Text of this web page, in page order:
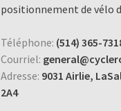
positionnement de vélo
Téléphone: (514) 365-
Courriel:
Adresse: 9031 Airlie,
2A4